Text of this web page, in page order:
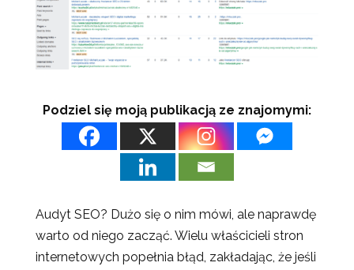
Podziel się moją publikacją ze znajomymi:
Audyt SEO? Dużo się o nim mówi, ale naprawdę
warto od niego zacząć. Wielu właścicieli stron
internetowych popełnia błąd, zakładając, że jeśli